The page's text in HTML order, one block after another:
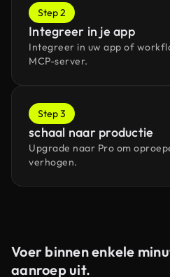
Step 2
Integreer in je app
Integreer in uw app of
MCP-server.
Step 3
schaal naar productie
Upgrade naar Pro om
verhogen.
Voer binnen enkele
aanroep uit.